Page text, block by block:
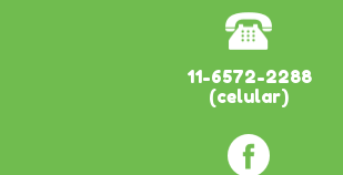
11-6572-2288
(celular)